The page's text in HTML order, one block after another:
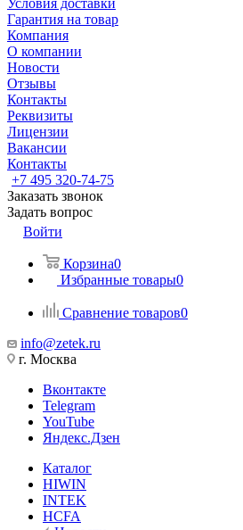
Условия доставки
Гарантия на товар
Компания
О компании
Новости
Отзывы
Контакты
Реквизиты
Лицензии
Вакансии
Контакты
+7 495 320-74-75
Заказать звонок
Задать вопрос
Войти
Корзина0
Избранные товары0
Сравнение товаров0
info@zetek.ru
г. Москва
Вконтакте
Telegram
YouTube
Яндекс.Дзен
Каталог
HIWIN
INTEK
HCFA